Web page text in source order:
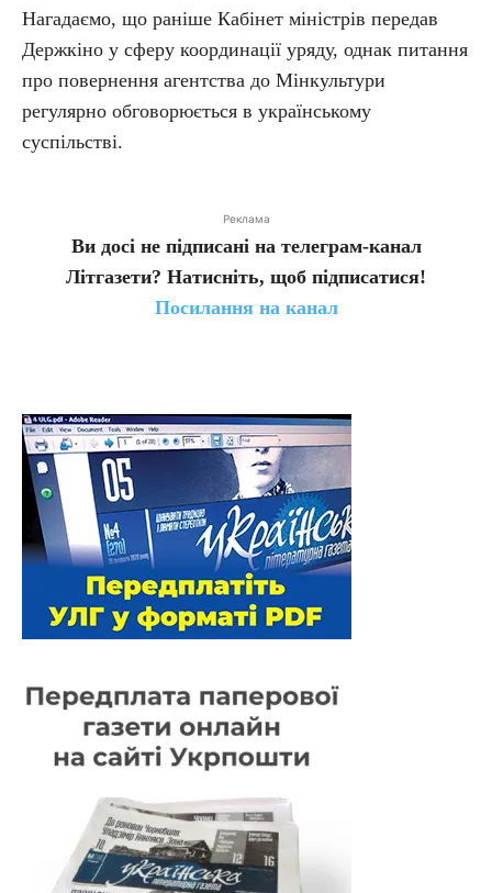
Нагадаємо, що раніше Кабінет міністрів передав
Держкіно у сферу координації уряду, однак питання
про повернення агентства до Мінкультури
регулярно обговорюється в українському
суспільстві.
Реклама
Ви досі не підписані на телеграм-канал
Літгазети? Натисніть, щоб підписатися!
Посилання на канал